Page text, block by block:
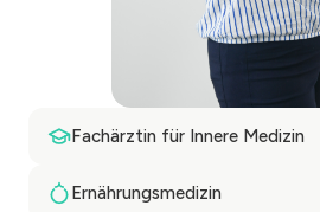
Fachärztin für Innere Medizin
Ernährungsmedizin